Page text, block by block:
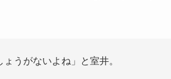
うがないよね」と室井。